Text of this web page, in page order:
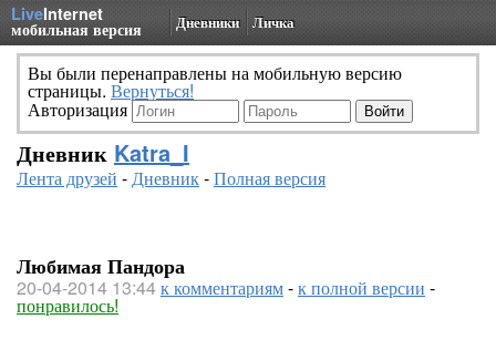
LiveInternet
мобильная версия Дневники Личка
Вы были перенаправлены на мобильную версию
страницы. Вернуться!
Авторизация
Дневник Katra_I
Лента друзей -Дневник-Полная версия
Любимая Пандора
20-04-2014 13:44к комментариям-к полной версии -
понравилось!